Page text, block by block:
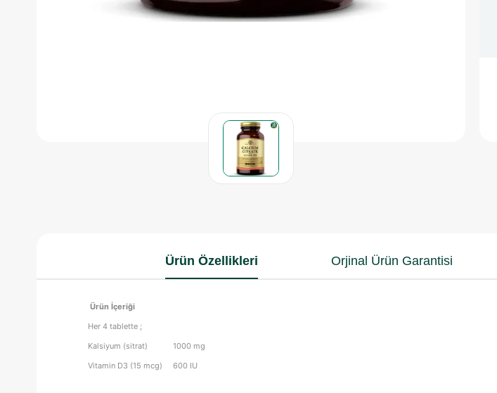
Ürün Özellikleri Orjinal Ürün Garantisi
Ürün İçeriği
Her 4 tablette ;
Kalsiyum (sitrat) 1000 mg
Vitamin D3 (15 mcg) 600 IU